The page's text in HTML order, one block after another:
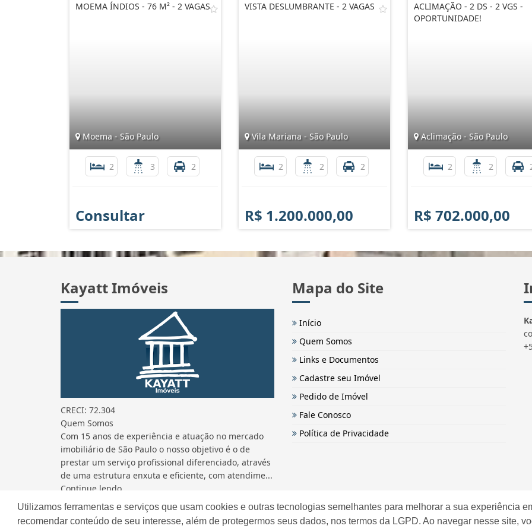
Utilizamos ferramentas e serviços que usam cookies e outras tecnologias semelhantes para melhorar a sua experiência
recomendar conteúdo de seu interesse, além de protegermos seus dados, nos termos da LGPD. Ao navegar nesse site,
MOEMA ÍNDIOS - 76 M² - 2 VAGAS
Moema - São Paulo
2 3 2
Consultar
VISTA DESLUMBRANTE - 2 VAGAS
Vila Mariana - São Paulo
2 2 2
R$ 1.200.000,00
ACLIMAÇÃO - 2 DS - 2 VGS -
OPORTUNIDADE!
Aclimação - São Paulo
2 2
R$ 702.000,00
Kayatt Imóveis
CRECI: 72.304
Quem Somos
Com 15 anos de experiência e atuação no mercado
imobiliário de São Paulo o nosso objetivo é o de
prestar um serviço profissional diferenciado, através
de uma estrutura enxuta e eficiente, com atendime...
Continue lendo...
Mapa do Site
Início
Quem Somos
Links e Documentos
Cadastre seu Imóvel
Pedido de Imóvel
Fale Conosco
Política de Privacidade